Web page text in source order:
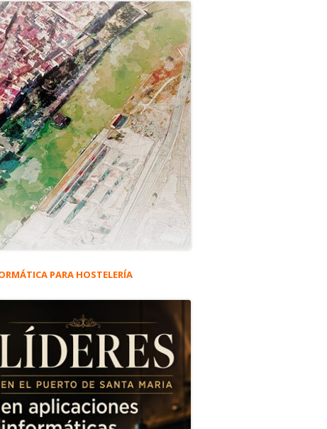
PARA HOSTELERÍA